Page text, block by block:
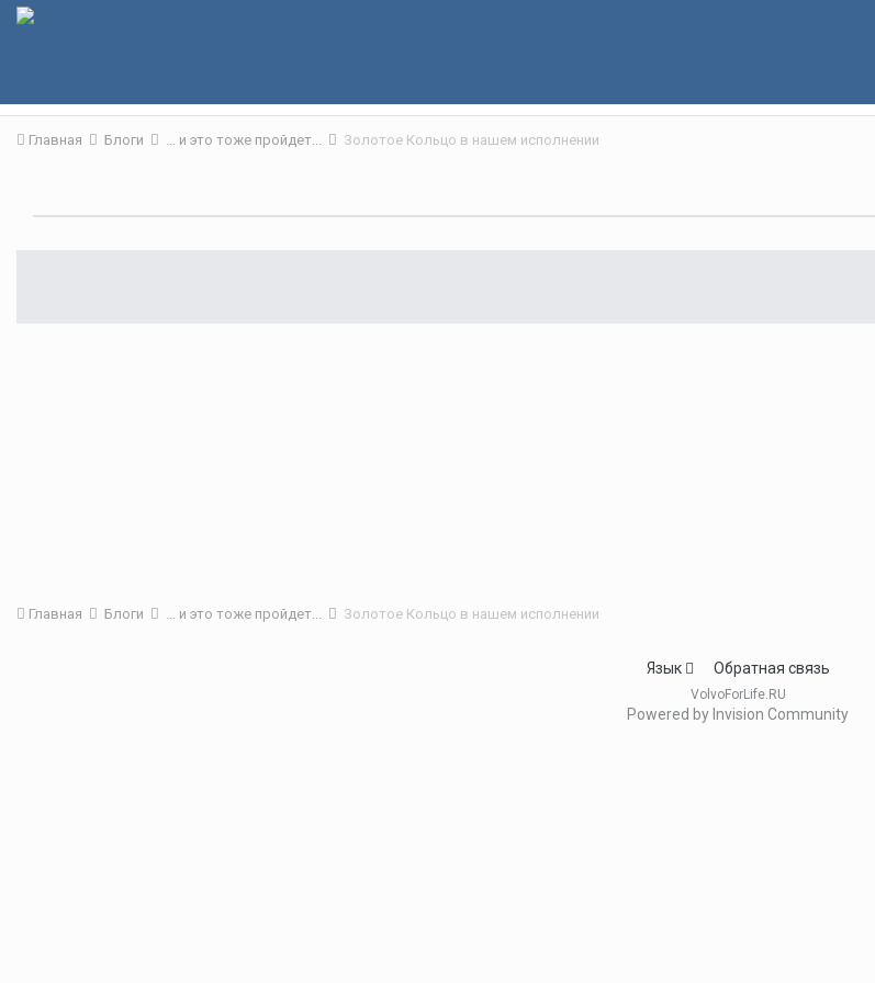
Главная Блоги ... и это тоже пройдет... Золотое Кольцо в нашем исполнении
Главная Блоги ... и это тоже пройдет... Золотое Кольцо в нашем исполнении
Язык Обратная связь
VolvoForLife.RU
Powered by Invision Community